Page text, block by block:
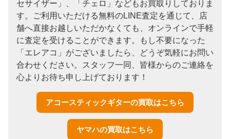
セサイザー」、「チェロ」などもお買取りしておりま
す。ご利用いただける無料のLINE査定を通じて、店
舗へ直接お越しいただかなくても、オンラインで手軽
に査定を受けることができます。もし不要になった
「エレアコ」がございましたら、どうぞ気軽にお問い
合わせください。スタッフ一同、皆様からのご連絡を
心よりお待ち申し上げております！
アコースティックギターの買取はこちら
ヤマハの買取はこちら